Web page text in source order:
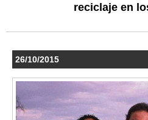
reciclaje en
26/10/2015